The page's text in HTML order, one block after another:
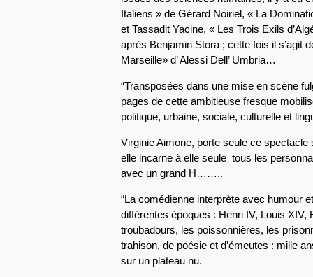
Italiens » de Gérard Noiriel, « La
et Tassadit Yacine, « Les Trois Exils
après Benjamin Stora ; cette fois il s’agit
Marseille» d’ Alessi Dell’ Umbria…
“Transposées dans une mise en scène
pages de cette ambitieuse fresque
politique, urbaine, sociale, culturelle et
Virginie Aimone, porte seule ce
elle incarne à elle seule tous les
avec un grand H……..
“La comédienne interprète avec humour
différentes époques : Henri IV, Louis
troubadours, les poissonnières, les
trahison, de poésie et d’émeutes : mille
sur un plateau nu.